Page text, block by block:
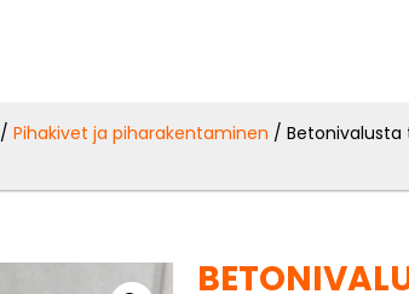
/Pihakivet ja piharakentaminen / Betonivalusta